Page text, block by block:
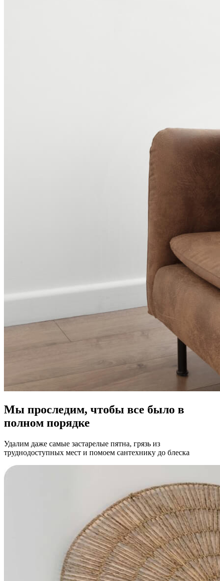
Мы проследим, чтобы все было в
полном порядке
Удалим даже самые застарелые пятна, грязь из
труднодоступных мест и помоем сантехнику до блеска